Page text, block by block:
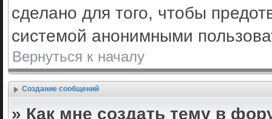
сделано для того, чтобы
системой анонимными
Вернуться к началу
Создание сообщений
» Как мне создать тему в